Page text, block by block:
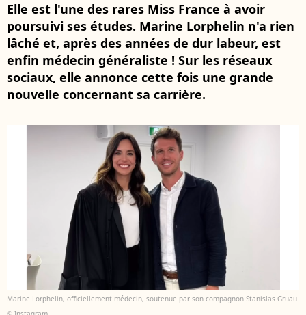
Elle est l'une des rares Miss France à avoir
poursuivi ses études. Marine Lorphelin n'a rien
lâché et, après des années de dur labeur, est
enfin médecin généraliste ! Sur les réseaux
sociaux, elle annonce cette fois une grande
nouvelle concernant sa carrière.
Marine Lorphelin, officiellement médecin, soutenue par son compagnon Stanislas Gruau.